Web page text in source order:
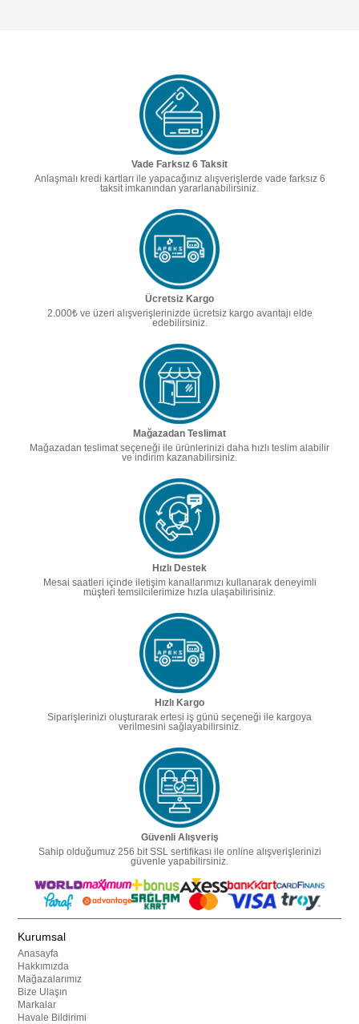
Vade Farksız 6 Taksit
Anlaşmalı kredi kartları ile yapacağınız alışverişlerde vade farksız 6
taksit imkanından yararlanabilirsiniz.
Ücretsiz Kargo
2.000₺ ve üzeri alışverişlerinizde ücretsiz kargo avantajı elde
edebilirsiniz.
Mağazadan Teslimat
Mağazadan teslimat seçeneği ile ürünlerinizi daha hızlı teslim alabilir
ve indirim kazanabilirsiniz.
Hızlı Destek
Mesai saatleri içinde iletişim kanallarımızı kullanarak deneyimli
müşteri temsilcilerimize hızla ulaşabilirisiniz.
Hızlı Kargo
Siparişlerinizi oluşturarak ertesi iş günü seçeneği ile kargoya
verilmesini sağlayabilirsiniz.
Güvenli Alışveriş
Sahip olduğumuz 256 bit SSL sertifikası ile online alışverişlerinizi
güvenle yapabilirsiniz.
Kurumsal
Anasayfa
Hakkımızda
Mağazalarımız
Bize Ulaşın
Markalar
Havale Bildirimi